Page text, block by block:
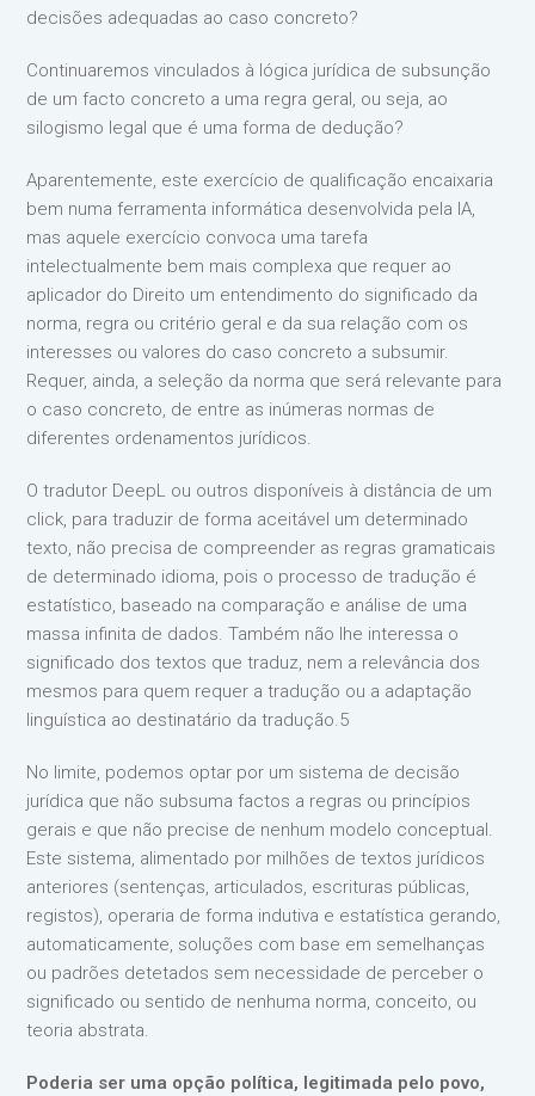
decisões adequadas ao caso concreto?
Continuaremos vinculados à lógica jurídica de subsunção
de um facto concreto a uma regra geral, ou seja, ao
silogismo legal que é uma forma de dedução?
Aparentemente, este exercício de qualificação encaixaria
bem numa ferramenta informática desenvolvida pela IA,
mas aquele exercício convoca uma tarefa
intelectualmente bem mais complexa que requer ao
aplicador do Direito um entendimento do significado da
norma, regra ou critério geral e da sua relação com os
interesses ou valores do caso concreto a subsumir.
Requer, ainda, a seleção da norma que será relevante para
o caso concreto, de entre as inúmeras normas de
diferentes ordenamentos jurídicos.
O tradutor DeepL ou outros disponíveis à distância de um
click, para traduzir de forma aceitável um determinado
texto, não precisa de compreender as regras gramaticais
de determinado idioma, pois o processo de tradução é
estatístico, baseado na comparação e análise de uma
massa infinita de dados. Também não lhe interessa o
significado dos textos que traduz, nem a relevância dos
mesmos para quem requer a tradução ou a adaptação
linguística ao destinatário da tradução.5
No limite, podemos optar por um sistema de decisão
jurídica que não subsuma factos a regras ou princípios
gerais e que não precise de nenhum modelo conceptual.
Este sistema, alimentado por milhões de textos jurídicos
anteriores (sentenças, articulados, escrituras públicas,
registos), operaria de forma indutiva e estatística gerando,
automaticamente, soluções com base em semelhanças
ou padrões detetados sem necessidade de perceber o
significado ou sentido de nenhuma norma, conceito, ou
teoria abstrata.
Poderia ser uma opção política, legitimada pelo povo,